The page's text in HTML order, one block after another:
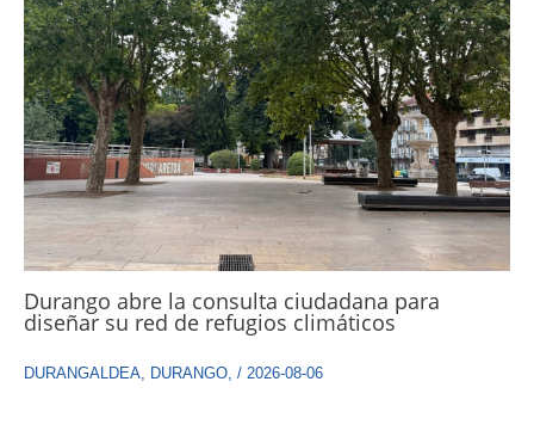
Durango abre la consulta ciudadana para
diseñar su red de refugios climáticos
DURANGALDEA DURANGO / 2026-08-06